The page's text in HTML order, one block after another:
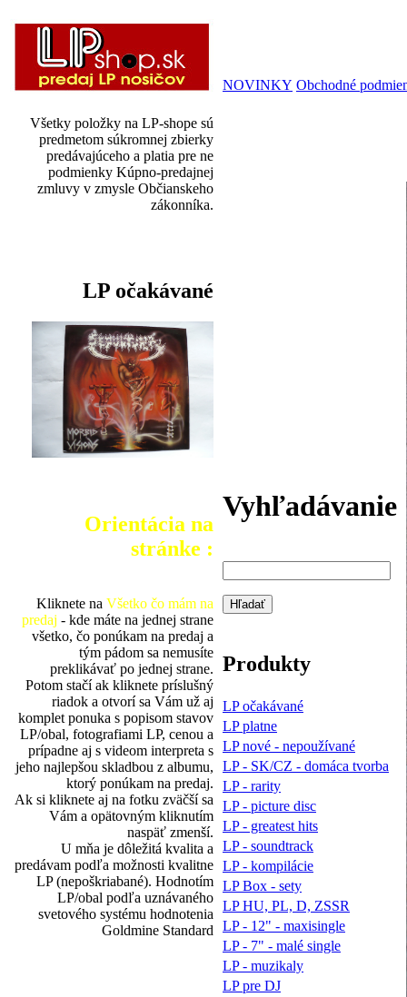
Všetky položky na LP-shope sú
predmetom súkromnej zbierky
predávajúceho a platia pre ne
podmienky Kúpno-predajnej
zmluvy v zmysle Občianskeho
zákonníka.
LP očakávané
Orientácia na
stránke :
Kliknete na Všetko čo mám na
predaj - kde máte na jednej strane
všetko, čo ponúkam na predaj a
tým pádom sa nemusíte
preklikávať po jednej strane.
Potom stačí ak kliknete príslušný
riadok a otvorí sa Vám už aj
komplet ponuka s popisom stavov
LP/obal, fotografiami LP, cenou a
prípadne aj s videom interpreta s
jeho najlepšou skladbou z albumu,
ktorý ponúkam na predaj.
Ak si kliknete aj na fotku zväčší sa
Vám a opätovným kliknutím
naspäť zmenší.
U mňa je dôležitá kvalita a
predávam podľa možnosti kvalitne
LP (nepoškriabané). Hodnotím
LP/obal podľa uznávaného
svetového systému hodnotenia
Goldmine Standard
NOVINKY Obchodné
Vyhľadávanie
Produkty
LP očakávané
LP platne
LP nové - nepoužívané
LP - SK/CZ - domáca tvorba
LP - rarity
LP - picture disc
LP - greatest hits
LP - soundtrack
LP - kompilácie
LP Box - sety
LP HU, PL, D, ZSSR
LP - 12" - maxisingle
LP - 7" - malé single
LP - muzikaly
LP pre DJ